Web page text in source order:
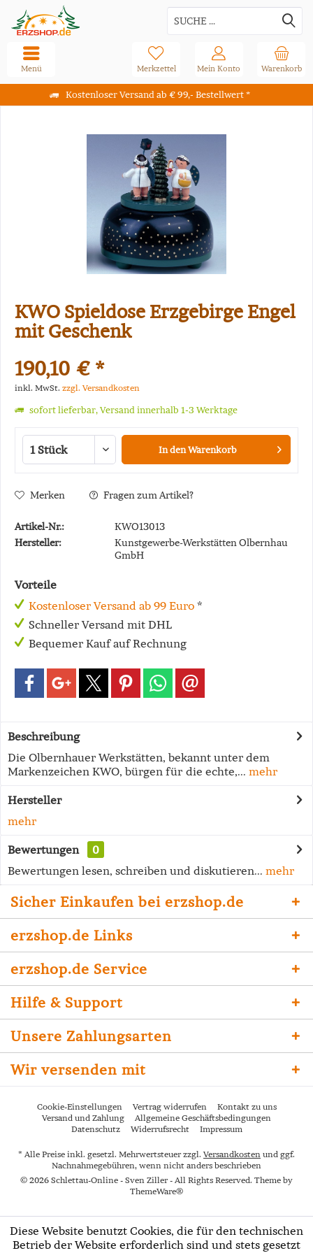
Kostenloser Versand ab € 99,- Bestellwert *
Warenkorb
Merkzettel Mein Konto
Menü
KWO Spieldose Erzgebirge Engel
mit Geschenk
190,10 € *
inkl. MwSt. zzgl. Versandkosten
sofort lieferbar, Versand innerhalb 1-3 Werktage
In denWarenkorb
Merken Fragen zum Artikel?
Artikel-Nr.:
KWO13013
Hersteller:
Kunstgewerbe-Werkstätten Olbernhau
GmbH
Vorteile
Kostenloser Versand ab 99 Euro *
Schneller Versand mit DHL
Bequemer Kauf auf Rechnung
Beschreibung
Die Olbernhauer Werkstätten, bekannt unter dem
Markenzeichen KWO, bürgen für die echte,... mehr
Hersteller
mehr
Bewertungen
0
Bewertungen lesen, schreiben und diskutieren... mehr
Sicher Einkaufen bei erzshop.de
erzshop.de Links
erzshop.de Service
Hilfe & Support
Unsere Zahlungsarten
Wir versenden mit
Cookie-Einstellungen Vertrag widerrufen
Kontakt zu uns
Versand und Zahlung
Allgemeine Geschäftsbedingungen
Datenschutz
Widerrufsrecht Impressum
* Alle Preise inkl. gesetzl. Mehrwertsteuer zzgl. Versandkosten und ggf.
Nachnahmegebühren, wenn nicht anders beschrieben
© 2026 Schlettau-Online - Sven Ziller - All Rights Reserved. Theme by
ThemeWare®
Diese Website benutzt Cookies, die für den technischen
Betrieb der Website erforderlich sind und stets gesetzt